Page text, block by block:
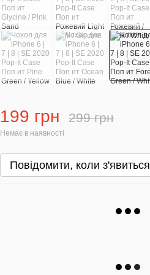
199 грн 299 грн
Немає в наявності
Повідомити, коли з'явиться